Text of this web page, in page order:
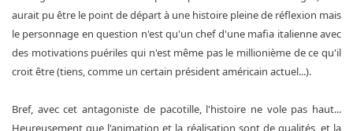
aurait pu être le point de départ à une histoire pleine de réflexion mais
le personnage en question n'est qu'un chef d'une mafia italienne avec
des motivations puériles qui n'est même pas le millionième de ce qu'il
croit être (tiens, comme un certain président américain actuel...).
Bref, avec cet antagoniste de pacotille, l'histoire ne vole pas haut...
Heureusement que l'animation et la réalisation sont de qualités, et la